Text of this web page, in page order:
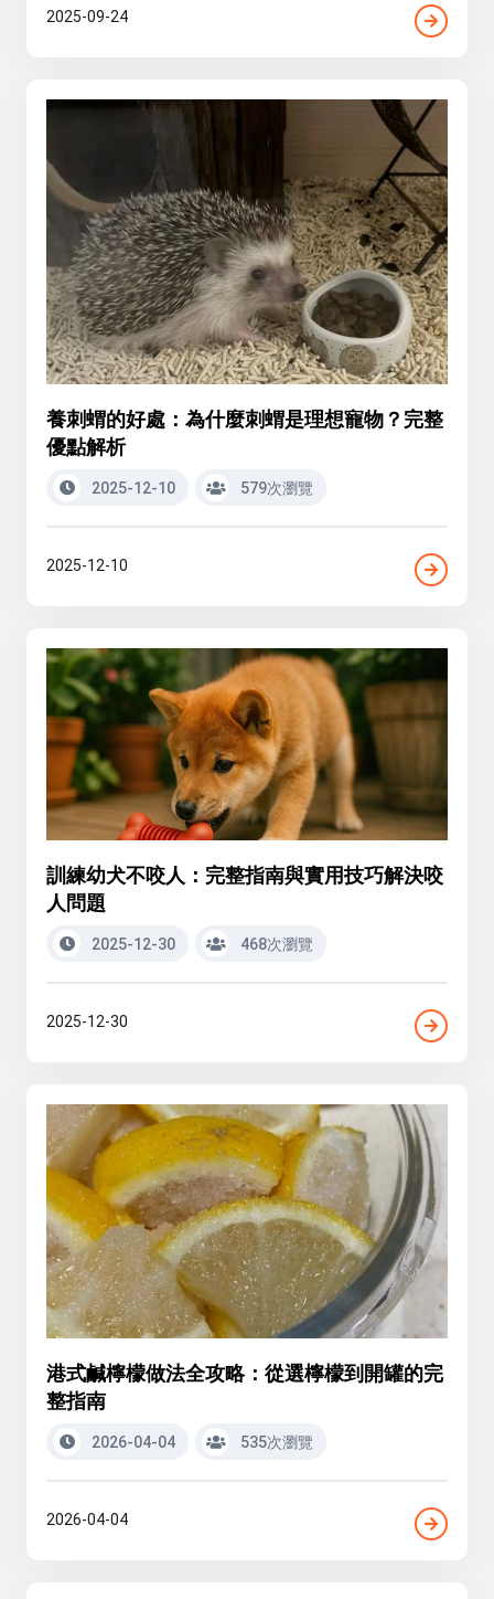
2025-09-24
養刺蝟的好處：為什麼刺蝟是理想寵物？完整
優點解析
2025-12-10 579次瀏覽
2025-12-10
訓練幼犬不咬人：完整指南與實用技巧解決咬
人問題
2025-12-30 468次瀏覽
2025-12-30
港式鹹檸檬做法全攻略：從選檸檬到開罐的完
整指南
2026-04-04 535次瀏覽
2026-04-04